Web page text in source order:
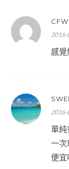
2016-
感覺
2016-
單
一次
便宜